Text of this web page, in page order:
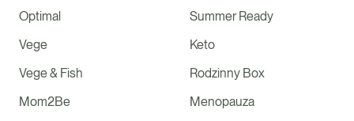
Optimal
Vege
Vege & Fish
Mom2Be
Summer Ready
Keto
Rodzinny Box
Menopauza